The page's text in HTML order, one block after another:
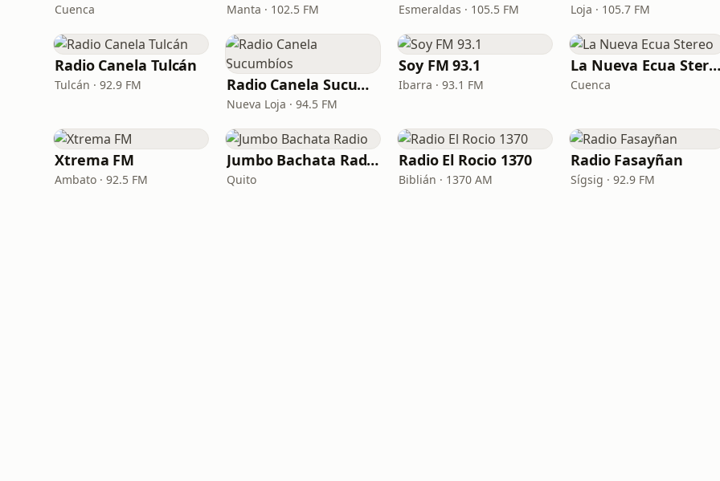
Cuenca Manta · 102.5 FM Esmeraldas · 105.5 FM Loja · 105.7 FM
Radio Canela Tulcán
Tulcán · 92.9 FM Radio Canela Sucumbíos
Nueva Loja · 94.5 FM
Soy FM 93.1
Ibarra · 93.1 FM
La Nueva
Cuenca
Xtrema FM
Ambato · 92.5 FM
Jumbo Bachata Radio
Quito
Radio El Rocio 1370
Biblián · 1370 AM
Radio Fasayñan
Sígsig · 92.9 FM